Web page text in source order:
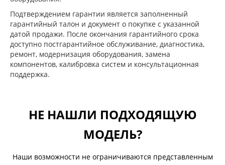
Подтверждением гарантии является заполненный
гарантийный талон и документ о покупке с указанной
датой продажи. После окончания гарантийного срока
доступно постгарантийное обслуживание, диагностика,
ремонт, модернизация оборудования, замена
компонентов, калибровка систем и консультационная
поддержка.
НЕ НАШЛИ ПОДХОДЯЩУЮ
МОДЕЛЬ?
Наши возможности не ограничиваются представленным